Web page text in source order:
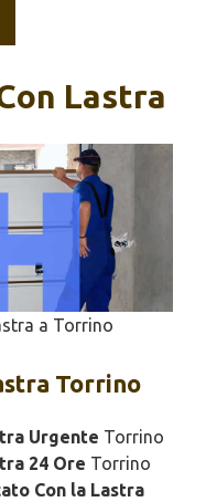
Lastra
a Torrino
Torrino
Urgente Torrino
24 Ore Torrino
Con la Lastra